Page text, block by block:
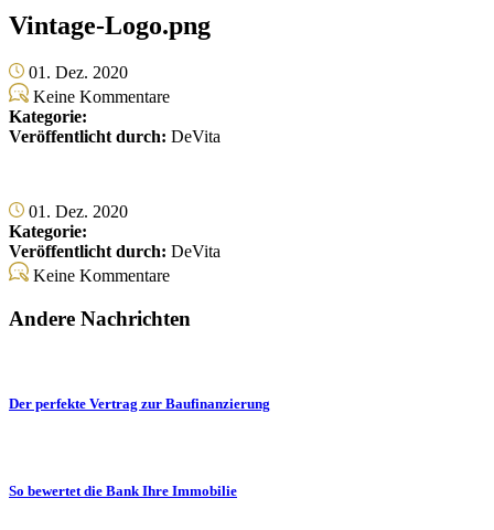
Vintage-Logo.png
01. Dez. 2020
Keine Kommentare
Kategorie:
Veröffentlicht durch: DeVita
01. Dez. 2020
Kategorie:
Veröffentlicht durch: DeVita
Keine Kommentare
Andere Nachrichten
Der perfekte Vertrag zur Baufinanzierung
So bewertet die Bank Ihre Immobilie